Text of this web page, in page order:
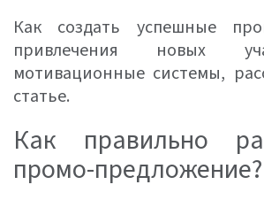
Как создать успешные
привлечения новых
мотивационные системы,
статье.
Как правильно
промо-предложение?